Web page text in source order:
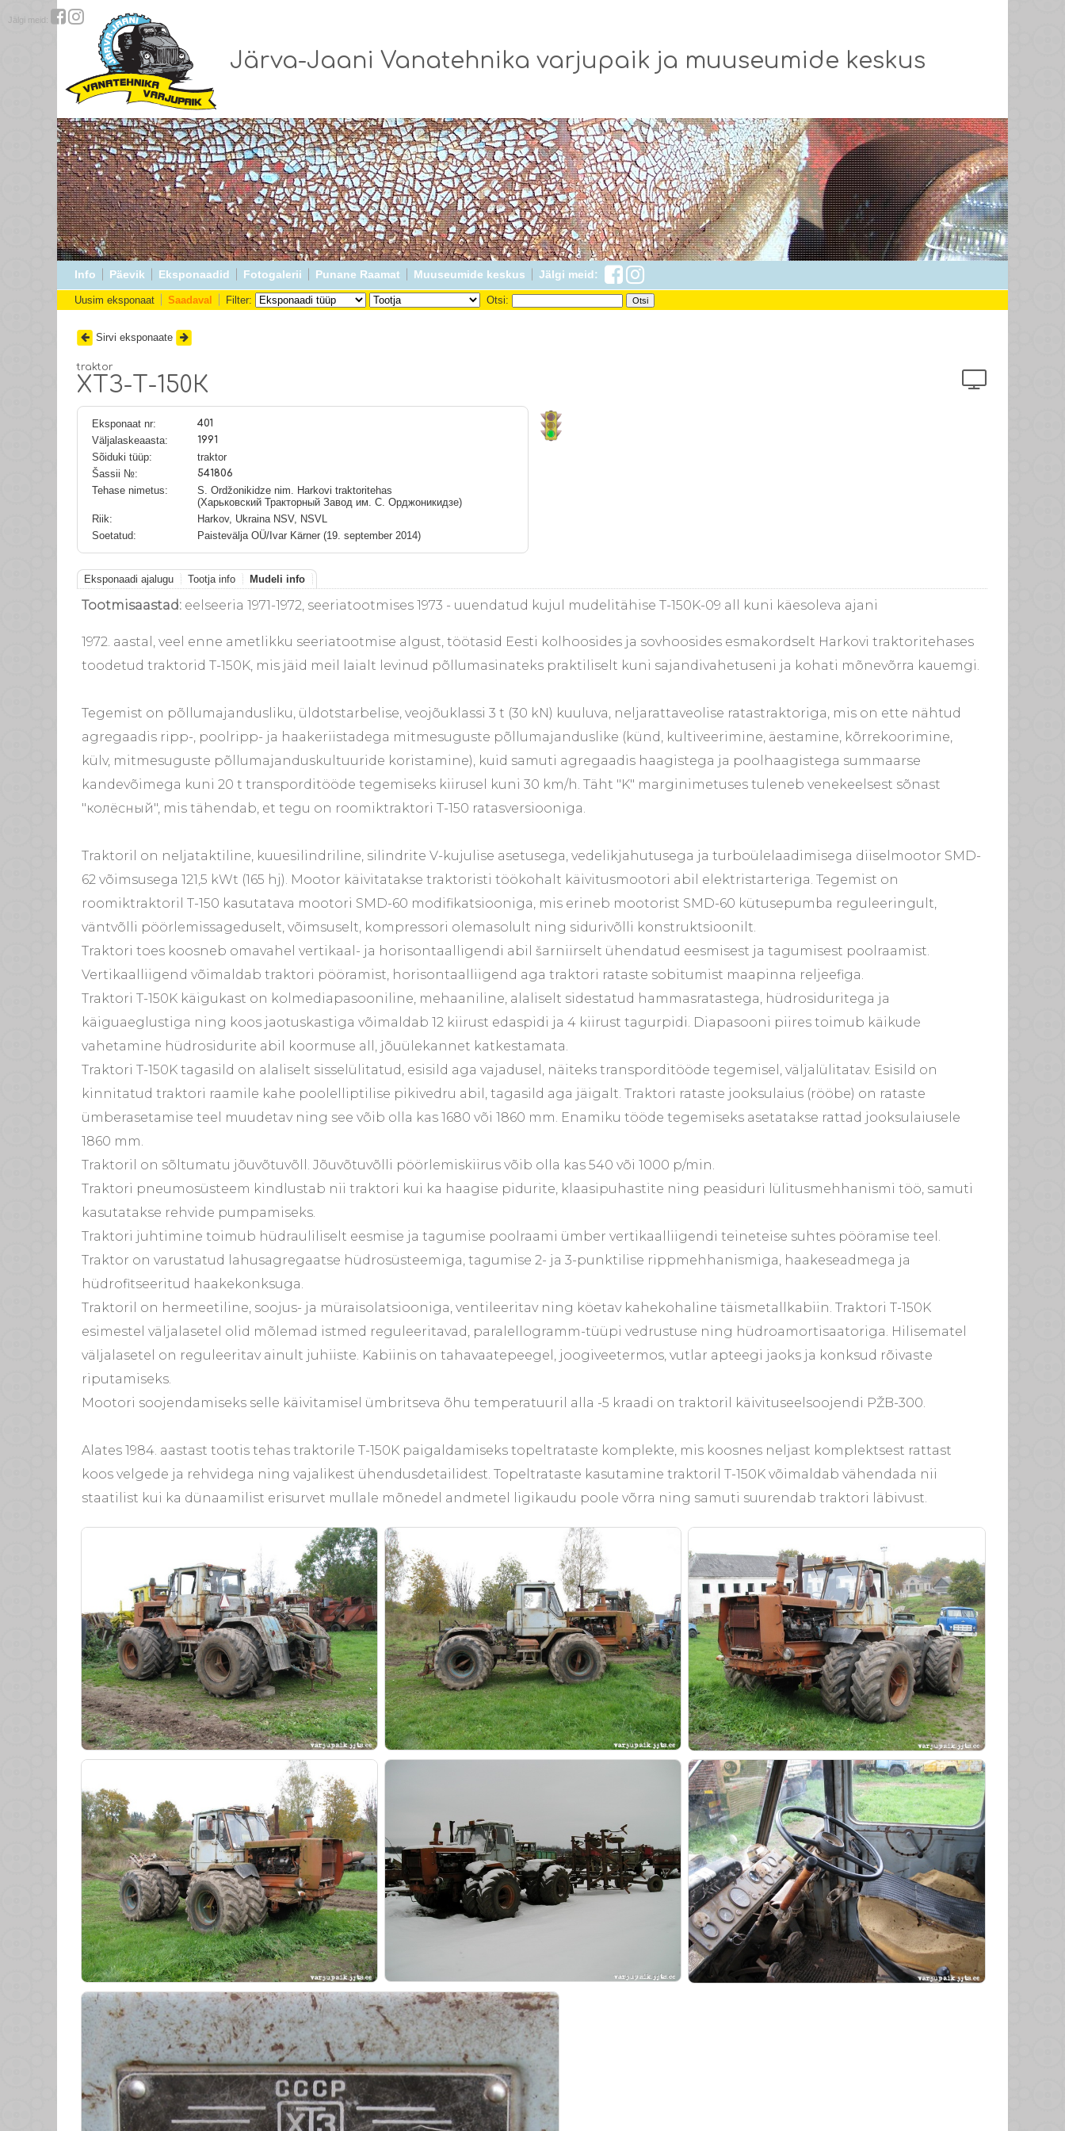
Jälgi meid:
Järva-Jaani Vanatehnika varjupaik ja muuseumide keskus
Info Päevik Eksponaadid Fotogalerii Punane Raamat Muuseumide keskus Jälgi meid:
Uusim eksponaat Saadaval Filter: Otsi:
Sirvi eksponaate
traktor
ХТЗ-Т-150К
Eksponaat nr: 401
Väljalaskeaasta: 1991
Sõiduki tüüp:
traktor
Šassii №:
541806
Tehase nimetus:
S. Ordžonikidze nim. Harkovi traktoritehas
(Харьковский Тракторный Завод им. С. Орджоникидзе)
Riik:
Harkov, Ukraina NSV, NSVL
Soetatud:
Paistevälja OÜ/Ivar Kärner (19. september 2014)
Eksponaadi ajalugu Tootja info Mudeli info
Tootmisaastad: eelseeria 1971-1972, seeriatootmises 1973 - uuendatud kujul mudelitähise T-150K-09 all kuni käesoleva ajani
1972. aastal, veel enne ametlikku seeriatootmise algust, töötasid Eesti kolhoosides ja sovhoosides esmakordselt Harkovi traktoritehases
toodetud traktorid T-150K, mis jäid meil laialt levinud põllumasinateks praktiliselt kuni sajandivahetuseni ja kohati mõnevõrra kauemgi.
Tegemist on põllumajandusliku, üldotstarbelise, veojõuklassi 3 t (30 kN) kuuluva, neljarattaveolise ratastraktoriga, mis on ette nähtud
agregaadis ripp-, poolripp- ja haakeriistadega mitmesuguste põllumajanduslike (künd, kultiveerimine, äestamine, kõrrekoorimine,
külv, mitmesuguste põllumajanduskultuuride koristamine), kuid samuti agregaadis haagistega ja poolhaagistega summaarse
kandevõimega kuni 20 t transporditööde tegemiseks kiirusel kuni 30 km/h. Täht "K" marginimetuses tuleneb venekeelsest sõnast
"колёсный", mis tähendab, et tegu on roomiktraktori T-150 ratasversiooniga.
Traktoril on neljataktiline, kuuesilindriline, silindrite V-kujulise asetusega, vedelikjahutusega ja turboülelaadimisega diiselmootor SMD-
62 võimsusega 121,5 kWt (165 hj). Mootor käivitatakse traktoristi töökohalt käivitusmootori abil elektristarteriga. Tegemist on
roomiktraktoril T-150 kasutatava mootori SMD-60 modifikatsiooniga, mis erineb mootorist SMD-60 kütusepumba reguleeringult,
väntvõlli pöörlemissageduselt, võimsuselt, kompressori olemasolult ning sidurivõlli konstruktsioonilt.
Traktori toes koosneb omavahel vertikaal- ja horisontaalligendi abil šarniirselt ühendatud eesmisest ja tagumisest poolraamist.
Vertikaalliigend võimaldab traktori pööramist, horisontaalliigend aga traktori rataste sobitumist maapinna reljeefiga.
Traktori T-150K käigukast on kolmediapasooniline, mehaaniline, alaliselt sidestatud hammasratastega, hüdrosiduritega ja
käiguaeglustiga ning koos jaotuskastiga võimaldab 12 kiirust edaspidi ja 4 kiirust tagurpidi. Diapasooni piires toimub käikude
vahetamine hüdrosidurite abil koormuse all, jõuülekannet katkestamata.
Traktori T-150K tagasild on alaliselt sisselülitatud, esisild aga vajadusel, näiteks transporditööde tegemisel, väljalülitatav. Esisild on
kinnitatud traktori raamile kahe poolelliptilise pikivedru abil, tagasild aga jäigalt. Traktori rataste jooksulaius (rööbe) on rataste
ümberasetamise teel muudetav ning see võib olla kas 1680 või 1860 mm. Enamiku tööde tegemiseks asetatakse rattad jooksulaiusele
1860 mm.
Traktoril on sõltumatu jõuvõtuvõll. Jõuvõtuvõlli pöörlemiskiirus võib olla kas 540 või 1000 p/min.
Traktori pneumosüsteem kindlustab nii traktori kui ka haagise pidurite, klaasipuhastite ning peasiduri lülitusmehhanismi töö, samuti
kasutatakse rehvide pumpamiseks.
Traktori juhtimine toimub hüdrauliliselt eesmise ja tagumise poolraami ümber vertikaalliigendi teineteise suhtes pööramise teel.
Traktor on varustatud lahusagregaatse hüdrosüsteemiga, tagumise 2- ja 3-punktilise rippmehhanismiga, haakeseadmega ja
hüdrofitseeritud haakekonksuga.
Traktoril on hermeetiline, soojus- ja müraisolatsiooniga, ventileeritav ning köetav kahekohaline täismetallkabiin. Traktori T-150K
esimestel väljalasetel olid mõlemad istmed reguleeritavad, paralellogramm-tüüpi vedrustuse ning hüdroamortisaatoriga. Hilisematel
väljalasetel on reguleeritav ainult juhiiste. Kabiinis on tahavaatepeegel, joogiveetermos, vutlar apteegi jaoks ja konksud rõivaste
riputamiseks.
Mootori soojendamiseks selle käivitamisel ümbritseva õhu temperatuuril alla -5 kraadi on traktoril käivituseelsoojendi PŽB-300.
Alates 1984. aastast tootis tehas traktorile T-150K paigaldamiseks topeltrataste komplekte, mis koosnes neljast komplektsest rattast
koos velgede ja rehvidega ning vajalikest ühendusdetailidest. Topeltrataste kasutamine traktoril T-150K võimaldab vähendada nii
staatilist kui ka dünaamilist erisurvet mullale mõnedel andmetel ligikaudu poole võrra ning samuti suurendab traktori läbivust.